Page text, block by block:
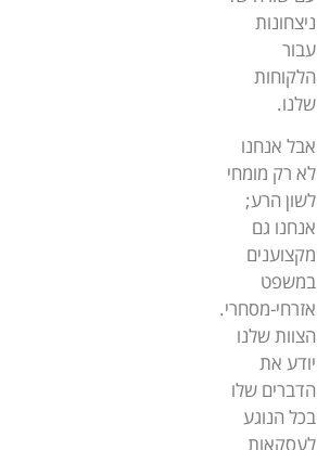
ניצחונות
עבור
הלקוחות
שלנו.
אבל אנחנו
לא רק מומחי
לשון הרע;
אנחנו גם
מקצוענים
במשפט
אזרחי-מסחרי.
הצוות שלנו
יודע את
הדברים שלו
בכל הנוגע
לעסקאות